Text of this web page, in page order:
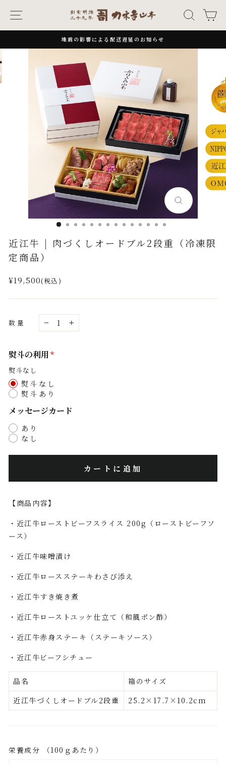
ナビゲーション キーワ
一
時
地震の影響による配送遅延のお知らせ
閉
じ
近江牛 | 肉づくしオードブル2段重（冷凍限
定商品）
通
価
¥19,500(税込)
数量
+
熨斗の利用
熨斗なし
熨斗なし
熨斗あり
メッセージカード
あり
なし
カートに追加
【商品内容】
・近江牛ローストビーフスライス 200g（ローストビーフソ
ース）
・近江牛味噌漬け
・近江牛ロースステーキわさび添え
・近江牛すき焼き煮
・近江牛ローストユッケ仕立て（和風ポン酢）
・近江牛赤身ステーキ（ステーキソース）
・近江牛ビーフシチュー
品名
箱のサイズ
近江牛づくしオードブル2段重
25.2×17.7×10.2cm
栄養成分 （100ｇあたり）